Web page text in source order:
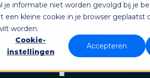
je informatie niet worden gevolgd bij je
een kleine cookie in je browser
worden.
Cookie-
instellingen
Accepteren
helpen?